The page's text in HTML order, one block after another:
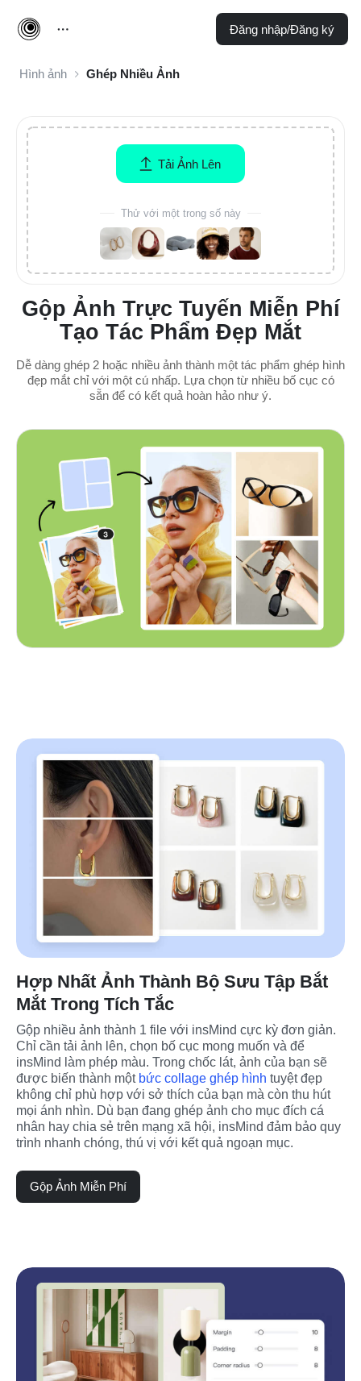
Đăng nhập/Đăng ký
Hình ảnh Ghép Nhiều Ảnh
Gộp Ảnh Trực Tuyến Miễn Phí
Tạo Tác Phẩm Đẹp Mắt
Dễ dàng ghép 2 hoặc nhiều ảnh thành một tác phẩm ghép hình
đẹp mắt chỉ với một cú nhấp. Lựa chọn từ nhiều bố cục có
sẵn để có kết quả hoàn hảo như ý.
Tải Ảnh Lên
Thử với một trong số này
Hợp Nhất Ảnh Thành Bộ Sưu Tập Bắt
Mắt Trong Tích Tắc
Gộp nhiều ảnh thành 1 file với insMind cực kỳ đơn giản.
Chỉ cần tải ảnh lên, chọn bố cục mong muốn và để
insMind làm phép màu. Trong chốc lát, ảnh của bạn sẽ
được biến thành một bức collage ghép hình tuyệt đẹp
không chỉ phù hợp với sở thích của bạn mà còn thu hút
mọi ánh nhìn. Dù bạn đang ghép ảnh cho mục đích cá
nhân hay chia sẻ trên mạng xã hội, insMind đảm bảo quy
trình nhanh chóng, thú vị với kết quả ngoạn mục.
Gộp Ảnh Miễn Phí